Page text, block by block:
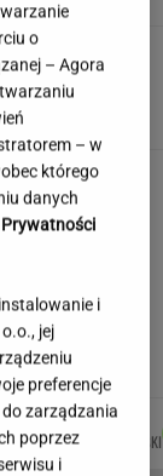
quizie, czy
pokazuje, jak
mieć
tak robisz?
KIEDROWSKI
o
– Agora
– w
którego
danych
i
jej
preferencje
zarządzania
poprzez
i